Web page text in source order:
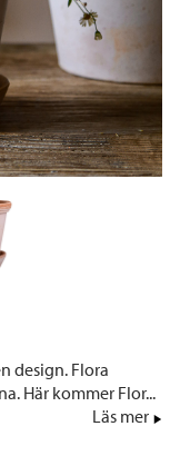
design. Flora
Här kommer Flor...
Läs mer